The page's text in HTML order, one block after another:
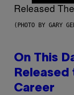
(PHOTO BY GARY
On This
Career